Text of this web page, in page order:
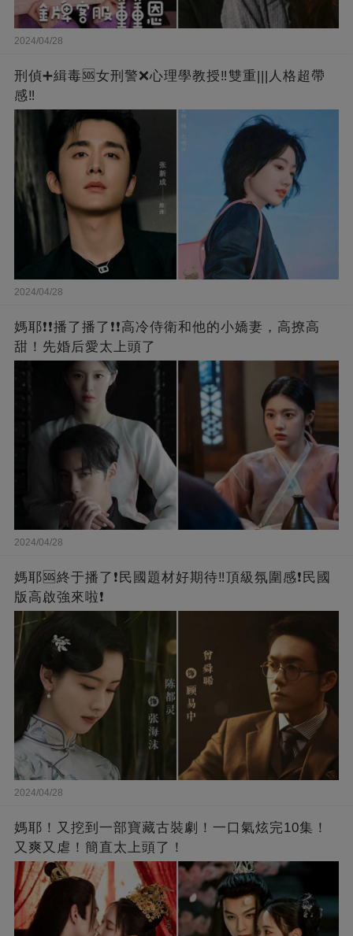
2024/04/28
刑偵➕緝毒🆘女刑警❌心理學教授‼️雙重|||人格超帶
感‼️
2024/04/28
媽耶❗❗播了播了❗❗高冷侍衛和他的小嬌妻，高撩高
甜！先婚后愛太上頭了
2024/04/28
媽耶🆘終于播了❗️民國題材好期待‼️頂級氛圍感❗️民國
版高啟強來啦❗
2024/04/28
媽耶！又挖到一部寶藏古裝劇！一口氣炫完10集！
又爽又虐！簡直太上頭了！